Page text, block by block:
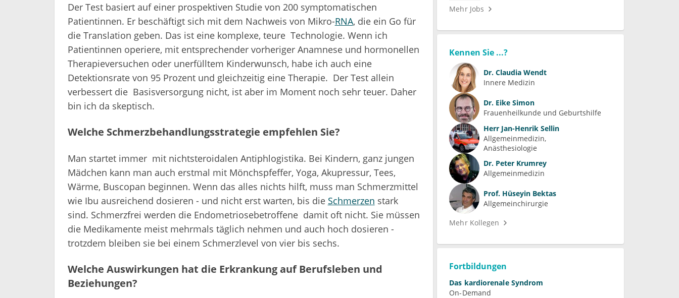
Der Test basiert auf einer prospektiven Studie von 200 symptomatischen
Patientinnen. Er beschäftigt sich mit dem Nachweis von Mikro-RNA, die ein Go für
die Translation geben. Das ist eine komplexe, teure Technologie. Wenn ich
Patientinnen operiere, mit entsprechender vorheriger Anamnese und hormonellen
Therapieversuchen oder unerfülltem Kinderwunsch, habe ich auch eine
Detektionsrate von 95 Prozent und gleichzeitig eine Therapie. Der Test allein
verbessert die Basisversorgung nicht, ist aber im Moment noch sehr teuer. Daher
bin ich da skeptisch.
Welche Schmerzbehandlungsstrategie empfehlen Sie?
Man startet immer mit nichtsteroidalen Antiphlogistika. Bei Kindern, ganz jungen
Mädchen kann man auch erstmal mit Mönchspfeffer, Yoga, Akupressur, Tees,
Wärme, Buscopan beginnen. Wenn das alles nichts hilft, muss man Schmerzmittel
wie Ibu ausreichend dosieren - und nicht erst warten, bis die Schmerzen stark
sind. Schmerzfrei werden die Endometriosebetroffene damit oft nicht. Sie müssen
die Medikamente meist mehrmals täglich nehmen und auch hoch dosieren -
trotzdem bleiben sie bei einem Schmerzlevel von vier bis sechs.
Welche Auswirkungen hat die Erkrankung auf Berufsleben und
Beziehungen?
Mehr Jobs
Kennen Sie ...?
Dr. Claudia Wendt
Innere Medizin
Dr. Eike Simon
Frauenheilkunde und Geburtshilfe
Herr Jan-Henrik Sellin
Allgemeinmedizin
Anästhesiologie
Dr. Peter Krumrey
Allgemeinmedizin
Prof. Hüseyin Bektas
Allgemeinchirurgie
Mehr Kollegen
Fortbildungen
Das kardiorenale Syndrom
On-Demand